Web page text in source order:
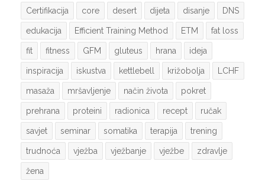
Certifikacija core desert dijeta disanje DNS
edukacija Efficient Training Method ETM fat loss
fit fitness GFM gluteus hrana ideja
inspiracija iskustva kettlebell križobolja LCHF
masaža mršavljenje način života pokret
prehrana proteini radionica recept ručak
savjet seminar somatika terapija trening
trudnoća vježba vježbanje vježbe zdravlje
žena